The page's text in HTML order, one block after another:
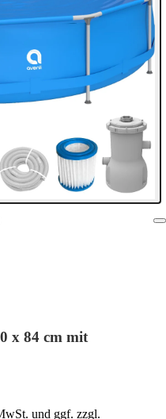
x 84 cm mit
und ggf. zzgl.